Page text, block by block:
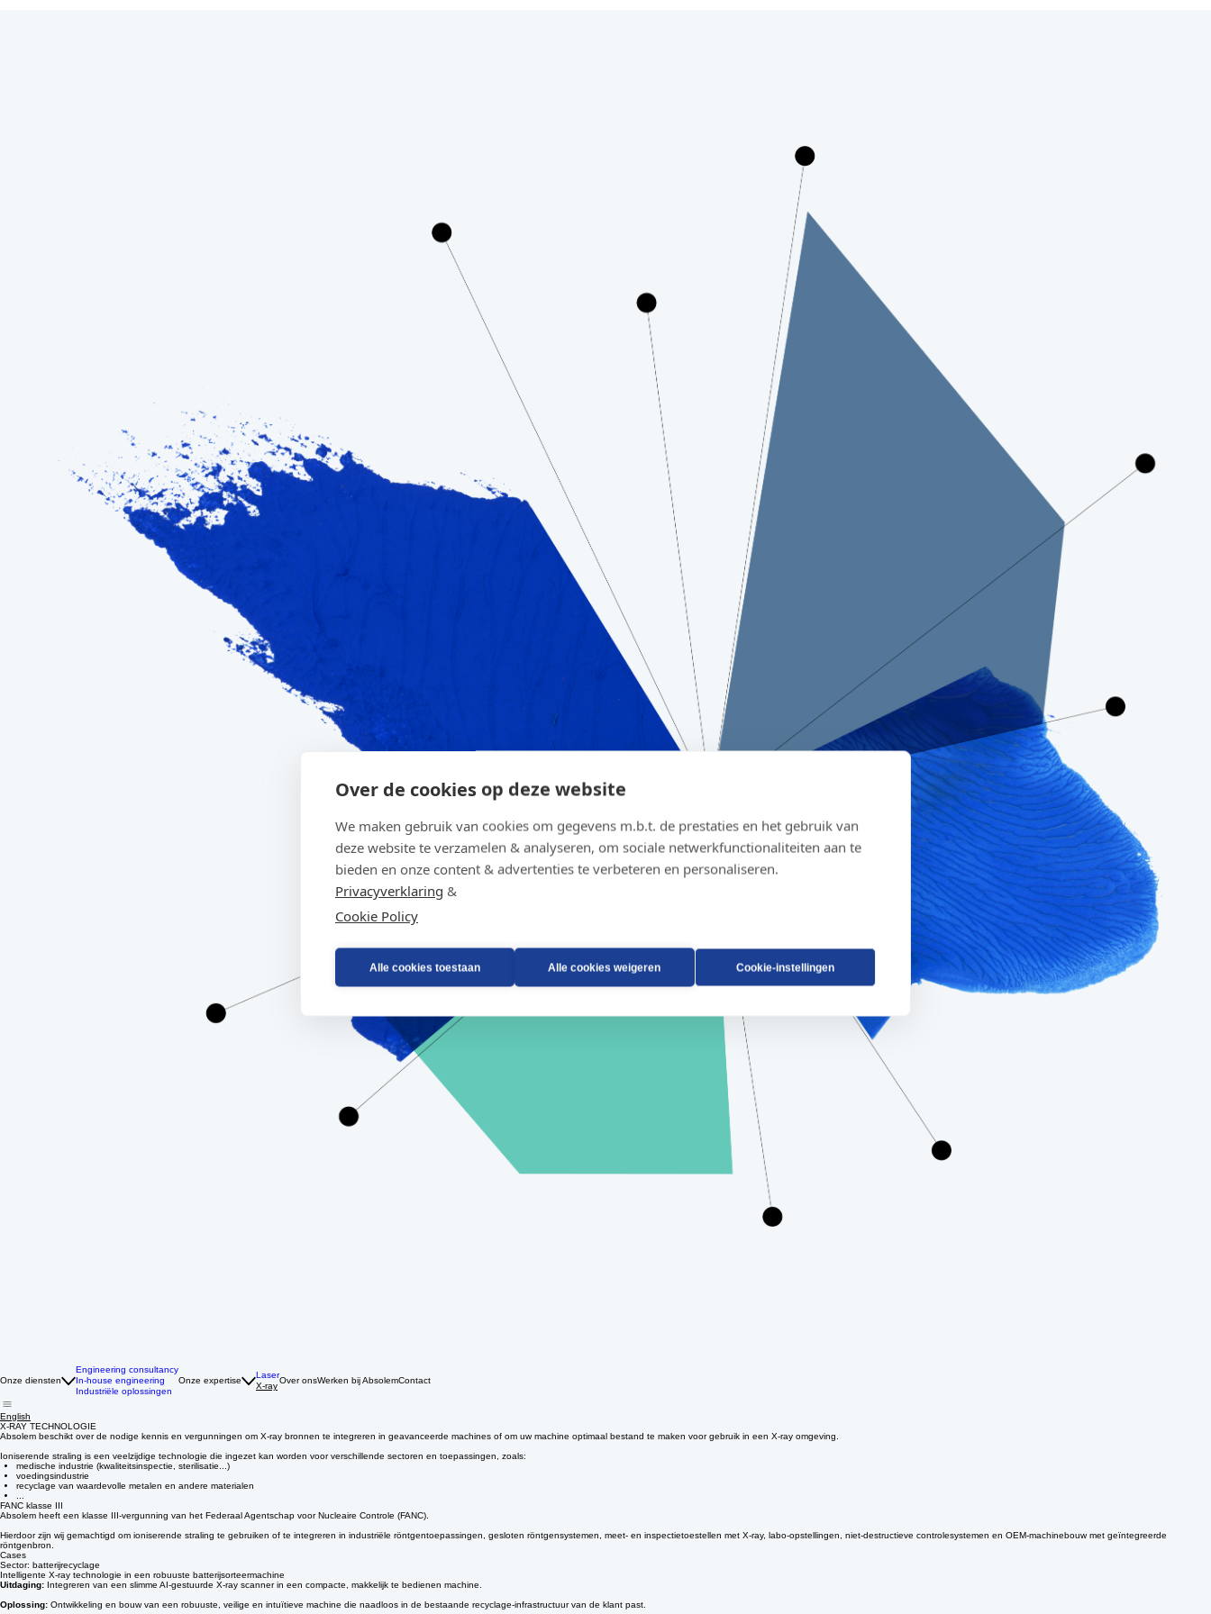
Onze diensten
Engineering consultancy
English
Absolem beschikt over de nodige kennis en vergunningen om X-ray bronnen te integreren in geavanceerde machines of om uw machine optimaal bestand te maken voor gebruik in een X-ray omgeving.
Ioniserende straling is een veelzijdige technologie die ingezet kan worden voor verschillende sectoren en toepassingen, zoals:
medische industrie (kwaliteitsinspectie, sterilisatie...)
voedingsindustrie
recyclage van waardevolle metalen en andere materialen
...
Absolem heeft een klasse III-vergunning van het Federaal Agentschap voor Nucleaire Controle (FANC).
Hierdoor zijn wij gemachtigd om ioniserende straling te gebruiken of te integreren in industriële röntgentoepassingen, gesloten röntgensystemen, meet- en inspectietoestellen met X-ray, labo-opstellingen, niet-destructieve controlesystemen en OEM-machinebouw met geïntegreerde
röntgenbron.
Cases
Sector: batterijrecyclage
Uitdaging:Integreren van een slimme AI-gestuurde X-ray scanner in een compacte, makkelijk te bedienen machine.
Over de cookies op deze website
We maken gebruik van cookies om gegevens m.b.t. de prestaties en het gebruik van
deze website te verzamelen & analyseren, om sociale netwerkfunctionaliteiten aan te
bieden en onze content & advertenties te verbeteren en personaliseren.
Privacyverklaring &
Cookie Policy
Alle cookies toestaan Alle cookies weigeren Cookie-instellingen